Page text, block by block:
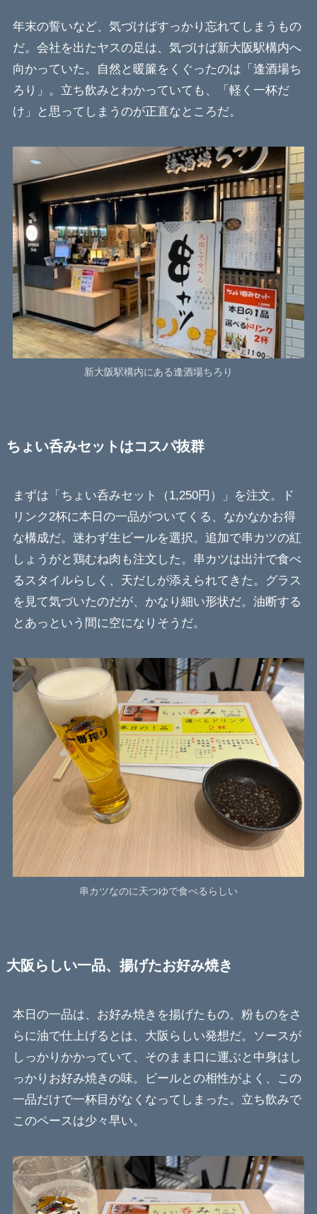
年末の誓いなど、気づけばすっかり忘れてしまうもの
だ。会社を出たヤスの足は、気づけば新大阪駅構内へ
向かっていた。自然と暖簾をくぐったのは「逢酒場ち
ろり」。立ち飲みとわかっていても、「軽く一杯だ
け」と思ってしまうのが正直なところだ。
新大阪駅構内にある逢酒場ちろり
ちょい呑みセットはコスパ抜群
まずは「ちょい呑みセット（1,250円）」を注文。ド
リンク2杯に本日の一品がついてくる、なかなかお得
な構成だ。迷わず生ビールを選択。追加で串カツの紅
しょうがと鶏むね肉も注文した。串カツは出汁で食べ
るスタイルらしく、天だしが添えられてきた。グラス
を見て気づいたのだが、かなり細い形状だ。油断する
とあっという間に空になりそうだ。
串カツなのに天つゆで食べるらしい
大阪らしい一品、揚げたお好み焼き
本日の一品は、お好み焼きを揚げたもの。粉ものをさ
らに油で仕上げるとは、大阪らしい発想だ。ソースが
しっかりかかっていて、そのまま口に運ぶと中身はし
っかりお好み焼きの味。ビールとの相性がよく、この
一品だけで一杯目がなくなってしまった。立ち飲みで
このペースは少々早い。